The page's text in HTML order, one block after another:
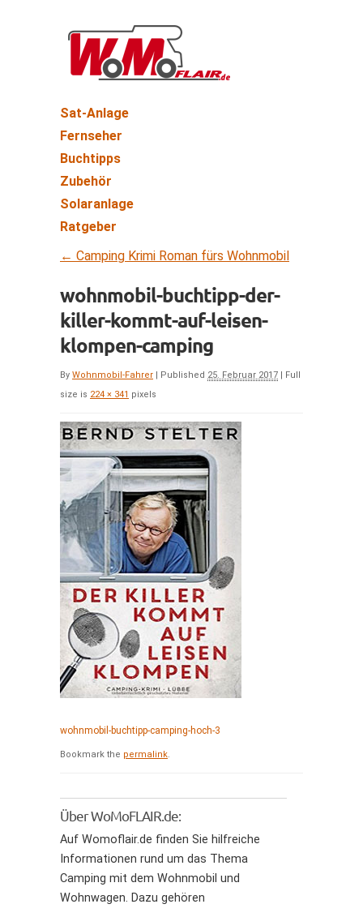
Sat-Anlage
Fernseher
Buchtipps
Zubehör
Solaranlage
Ratgeber
← Camping Krimi Roman fürs Wohnmobil
wohnmobil-buchtipp-der-
killer-kommt-auf-leisen-
klompen-camping
By Wohnmobil-Fahrer | Published 25. Februar 2017 | Full
size is 224 × 341 pixels
wohnmobil-buchtipp-camping-hoch-3
Bookmark the permalink.
Über WoMoFLAIR.de:
Auf Womoflair.de finden Sie hilfreiche
Informationen rund um das Thema
Camping mit dem Wohnmobil und
Wohnwagen. Dazu gehören